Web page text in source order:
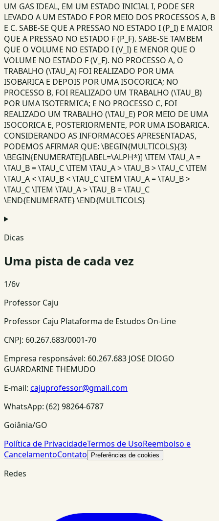
UM GAS IDEAL, EM UM ESTADO INICIAL I, PODE SER
LEVADO A UM ESTADO F POR MEIO DOS PROCESSOS A, B
E C. SABE-SE QUE A PRESSAO NO ESTADO I (P_I) E MAIOR
QUE A PRESSAO NO ESTADO F (P_F). SABE-SE TAMBEM
QUE O VOLUME NO ESTADO I (V_I) E MENOR QUE O
VOLUME NO ESTADO F (V_F). NO PROCESSO A, O
TRABALHO (\TAU_A) FOI REALIZADO POR UMA
ISOBARICA E DEPOIS POR UMA ISOCORICA; NO
PROCESSO B, FOI REALIZADO UM TRABALHO (\TAU_B)
POR UMA ISOTERMICA; E NO PROCESSO C, FOI
REALIZADO UM TRABALHO (\TAU_E) POR MEIO DE UMA
ISOCORICA E, POSTERIORMENTE, POR UMA ISOBARICA.
CONSIDERANDO AS INFORMACOES APRESENTADAS,
PODEMOS AFIRMAR QUE: \BEGIN{MULTICOLS}{3}
\BEGIN{ENUMERATE}[LABEL=\ALPH*)] \ITEM \TAU_A =
\TAU_B = \TAU_C \ITEM \TAU_A > \TAU_B > \TAU_C \ITEM
\TAU_A < \TAU_B < \TAU_C \ITEM \TAU_A = \TAU_B >
\TAU_C \ITEM \TAU_A > \TAU_B = \TAU_C
\END{ENUMERATE} \END{MULTICOLS}
Dicas
Uma pista de cada vez
1/6v
Professor Caju
Professor Caju Plataforma de Estudos On-Line
CNPJ: 60.267.683/0001-70
Empresa responsável: 60.267.683 JOSE DIOGO
GUARDARINE THEMUDO
E-mail: cajuprofessor@gmail.com
WhatsApp: (62) 98264-6787
Goiânia/GO
Política de PrivacidadeTermos de UsoReembolso e
CancelamentoContato Preferências de cookies
Redes